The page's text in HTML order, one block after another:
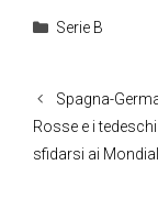
Categorie
Serie B
Spagna-
Rosse e i
sfidarsi ai